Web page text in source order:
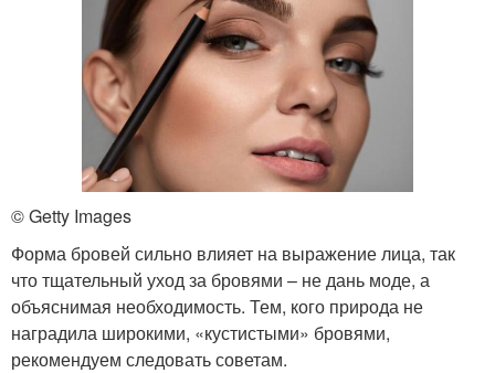
© Getty Images
Форма бровей сильно влияет на выражение лица, так
что тщательный уход за бровями – не дань моде, а
объяснимая необходимость. Тем, кого природа не
наградила широкими, «кустистыми» бровями,
рекомендуем следовать советам.